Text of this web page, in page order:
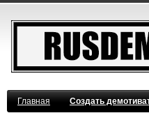
Главная Создать